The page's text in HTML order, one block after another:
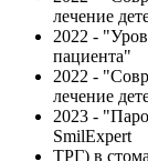
лечение
2022 -
пациента"
2022 -
лечение
2023 -
SmilExpert
ТРГ) в